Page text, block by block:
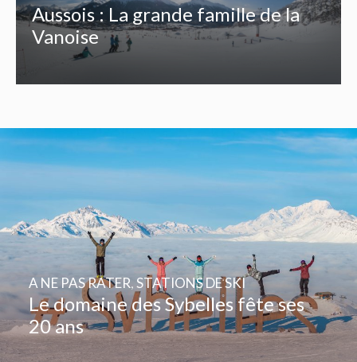
Aussois : La grande famille de la
Vanoise
Le domaine des Sybelles fête ses
20 ans
A NE PAS RATER,STATIONS DE SKI